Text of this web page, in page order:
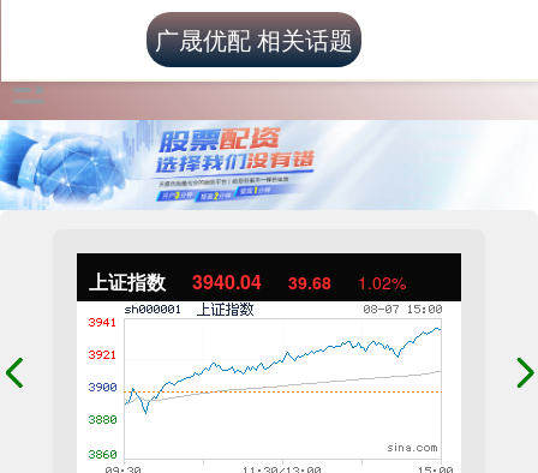
上证指数 3940.04 39.68 1.02%
广晟优配 相关话题